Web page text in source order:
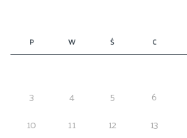
P W Ś C
3
4 5 6
10
11 12 13